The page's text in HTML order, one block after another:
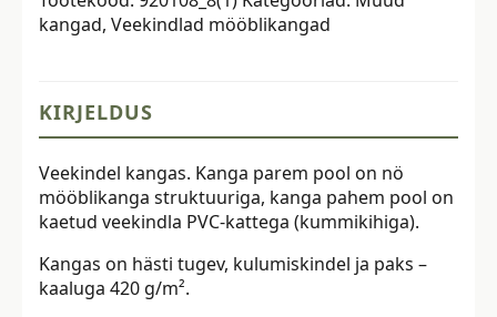
tumepunane
kangad, Veekindlad mööblikangad
KIRJELDUS
Veekindel kangas. Kanga parem pool on nö
mööblikanga struktuuriga, kanga pahem pool on
kaetud veekindla PVC-kattega (kummikihiga).
Kangas on hästi tugev, kulumiskindel ja paks –
kaaluga 420 g/m².